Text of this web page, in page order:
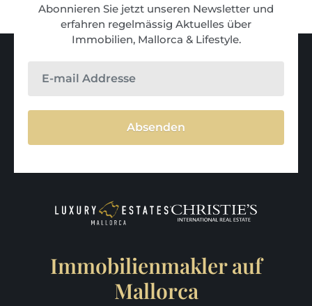
Abonnieren Sie jetzt unseren Newsletter und
erfahren regelmässig Aktuelles über
Immobilien, Mallorca & Lifestyle.
Absenden
Immobilienmakler auf
Mallorca